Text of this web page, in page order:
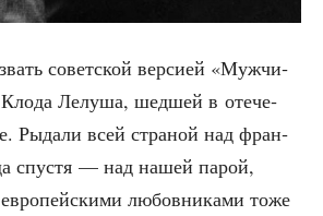
совет­ской вер­си­ей «Муж­чи­
Лелу­ша, шед­шей в оте­че­
Рыда­ли всей стра­ной над фран­
спу­стя — над нашей парой,
евро­пей­ски­ми любов­ни­ка­ми тоже